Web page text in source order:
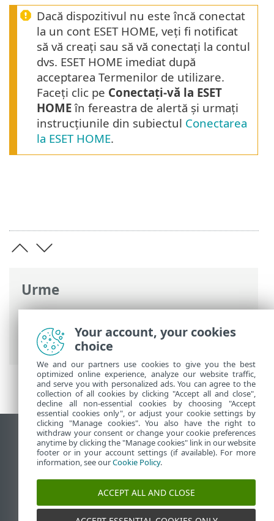
Urme
Ajutor online ESET>ESET NOD32
Antivirus
>Activare produs> Acceptarea
Termenilor de utilizare
Dacă dispozitivul nu este încă conectat
la un cont ESET HOME, veți fi notificat
să vă creați sau să vă conectați la contul
dvs. ESET HOME imediat după
acceptarea Termenilor de utilizare.
Faceți clic pe Conectați-vă la ESET
HOMEîn fereastra de alertă și urmați
instrucțiunile din subiectul Conectarea
la ESET HOME.
Vizualizare site pentru desktop
End of Life
Baza de cunoștințe ESET
Forum ESET
ESET Status Portal
Asistenţă regională
Your account, your cookies
choice
We and our partners use cookies to give you the best
optimized online experience, analyze our website traffic,
and serve you with personalized ads. You can agree to the
collection of all cookies by clicking "Accept all and close",
decline all non-essential cookies by choosing "Accept
essential cookies only", or adjust your cookie settings by
clicking "Manage cookies". You also have the right to
withdraw your consent or change your cookie preferences
anytime by clicking the "Manage cookies" link in our website
footer or in your account settings (if available). For more
information, see ourCookie Policy.
ACCEPT ALL AND CLOSE